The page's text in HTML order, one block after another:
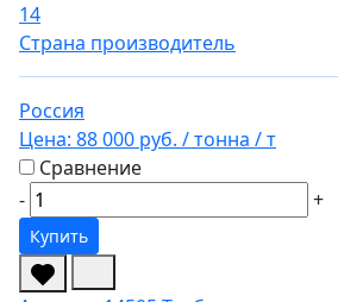
14
Страна производитель
Россия
Цена: 88 000 руб. / тонна / т
Сравнение
-
+
Купить